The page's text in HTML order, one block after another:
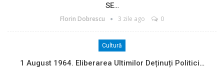
SE…
Florin Dobrescu 3 zile ago 0
Cultură
1 August 1964. Eliberarea Ultimilor Deținuți Politici…